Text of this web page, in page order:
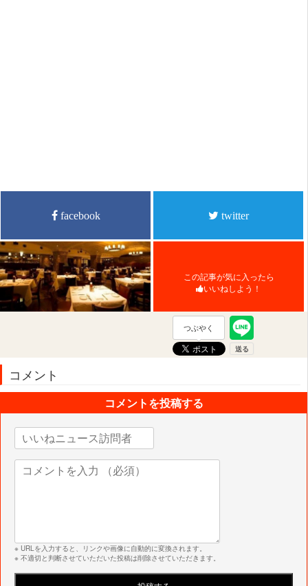
facebook twitter
この記事が気に入ったら
いいねしよう！
つぶやく
コメント
コメントを投稿する
※ URLを入力すると、リンクや画像に自動的に変換されます。
※ 不適切と判断させていただいた投稿は削除させていただきます。